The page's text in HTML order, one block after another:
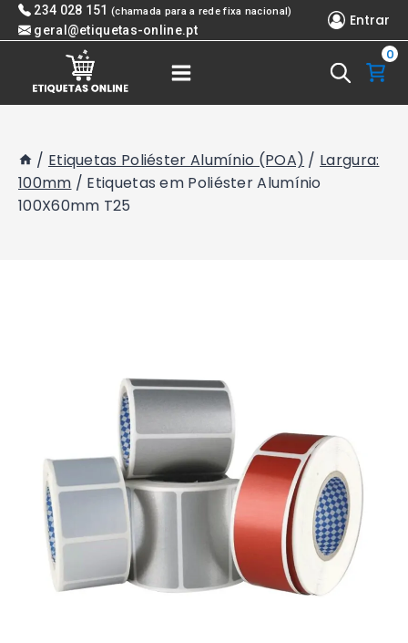
Skip 234 028 151 (chamada para a rede fixa nacional)
geral@etiquetas-online.pt
Entrar
0
/ Etiquetas Poliéster Alumínio (POA) / Largura:
100mm / Etiquetas em Poliéster Alumínio
100X60mm T25